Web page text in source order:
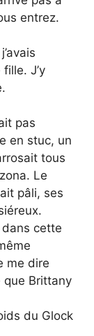
entrez.
J’y
pas
en stuc, un
tous
Le
pâli, ses
cette
me dire
que Brittany
du Glock